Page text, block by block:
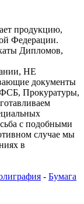
продукцию,
Федерации.
Дипломов,
НЕ
документы
Прокуратуры,
с подобными
случае мы
в
- Бумага